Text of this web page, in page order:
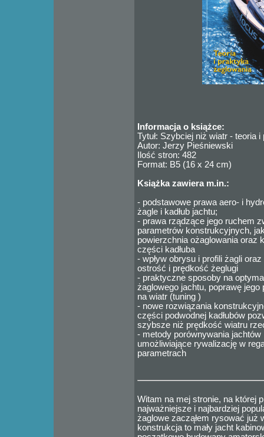
Informacja o książce:
Tytuł: Szybciej niż wiatr - teoria
Autor: Jerzy Pieśniewski
Ilość stron: 482
Format: B5 (16 x 24 cm)
Książka zawiera m.in.:
- podstawowe prawa aero- i
żagle i kadłub jachtu;
- prawa rządzące jego ruchem
parametrów konstrukcyjnych,
powierzchnia ożaglowania oraz
części kadłuba
- wpływ obrysu i profili żagli
ostrość i prędkość żeglugi
- praktyczne sposoby na
żaglowego jachtu, poprawę
na wiatr (tuning )
- nowe rozwiązania
części podwodnej kadłubów
szybsze niż prędkość wiatru
- metody porównywania jachtów
umożliwiające rywalizację w
parametrach
Witam na mej stronie, na której
najważniejsze i najbardziej
żaglowe zacząłem rysować już
konstrukcja to mały jacht